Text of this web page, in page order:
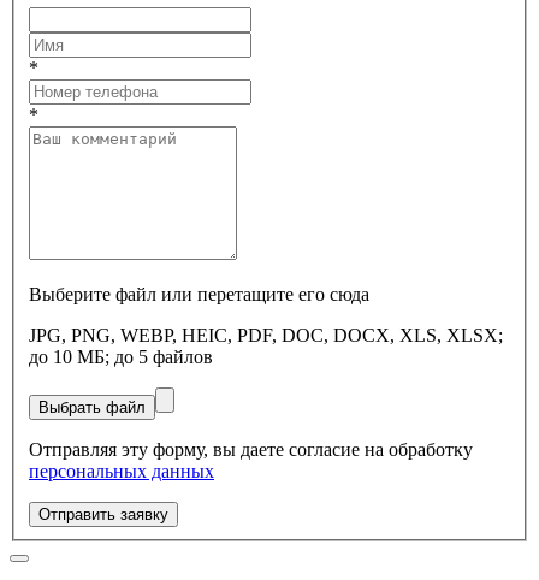
*
*
Выберите файл или перетащите его сюда
JPG, PNG, WEBP, HEIC, PDF, DOC, DOCX, XLS, XLSX;
до 10 МБ; до 5 файлов
Выбрать файл
Отправляя эту форму, вы даете согласие на обработку
персональных данных
Отправить заявку